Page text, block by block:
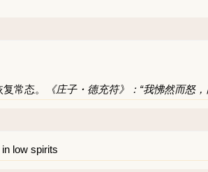
常态。 《庄子・德充符》：“我怫然而怒
in low spirits